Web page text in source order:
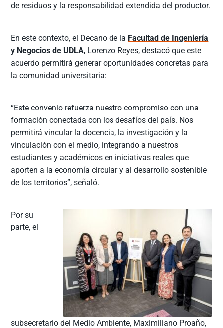
de residuos y la responsabilidad extendida del productor.
En este contexto, el Decano de la Facultad de Ingeniería
y Negocios de UDLA, Lorenzo Reyes, destacó que este
acuerdo permitirá generar oportunidades concretas para
la comunidad universitaria:
“Este convenio refuerza nuestro compromiso con una
formación conectada con los desafíos del país. Nos
permitirá vincular la docencia, la investigación y la
vinculación con el medio, integrando a nuestros
estudiantes y académicos en iniciativas reales que
aporten a la economía circular y al desarrollo sostenible
de los territorios”, señaló.
Por su
parte, el
subsecretario del Medio Ambiente, Maximiliano Proaño,